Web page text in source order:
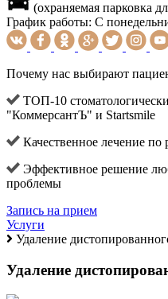
(охраняемая парковка
График работы: С
Почему нас выбирают
ТОП-10
"КоммерсантЪ" и Startsmile
Качественное лечение по
Эффективное решение
проблемы
Запись на прием
Услуги
Удаление
Удаление